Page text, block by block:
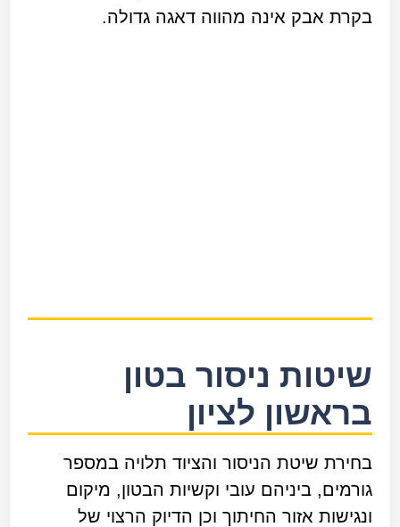
בקרת אבק אינה מהווה דאגה גדולה.
שיטות ניסור בטון
בראשון לציון
בחירת שיטת הניסור והציוד תלויה במספר
גורמים, ביניהם עובי וקשיות הבטון, מיקום
ונגישות אזור החיתוך וכן הדיוק הרצוי של